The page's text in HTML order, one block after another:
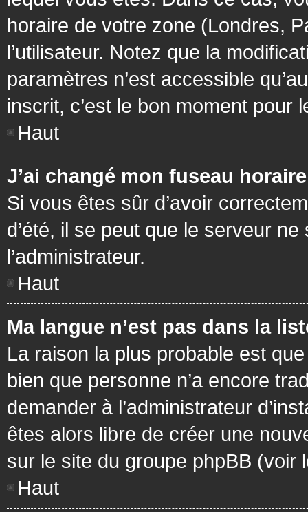
horaire de votre zone (Londres,
l’utilisateur. Notez que la
paramètres n’est accessible
inscrit, c’est le bon moment pour
Haut
J’ai changé mon fuseau
Si vous êtes sûr d’avoir
d’été, il se peut que le serveur
l’administrateur.
Haut
Ma langue n’est pas dans la
La raison la plus probable est
bien que personne n’a encore
demander à l’administrateur
êtes alors libre de créer une
sur le site du groupe phpBB (voir
Haut